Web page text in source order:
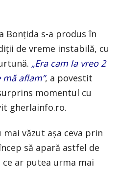
Bonțida s-a produs în
de vreme instabilă, cu
„Era cam la vreo 2
aflam”, a povestit
momentul cu
gherlainfo.ro.
văzut așa ceva prin
să apară astfel de
ar putea urma mai